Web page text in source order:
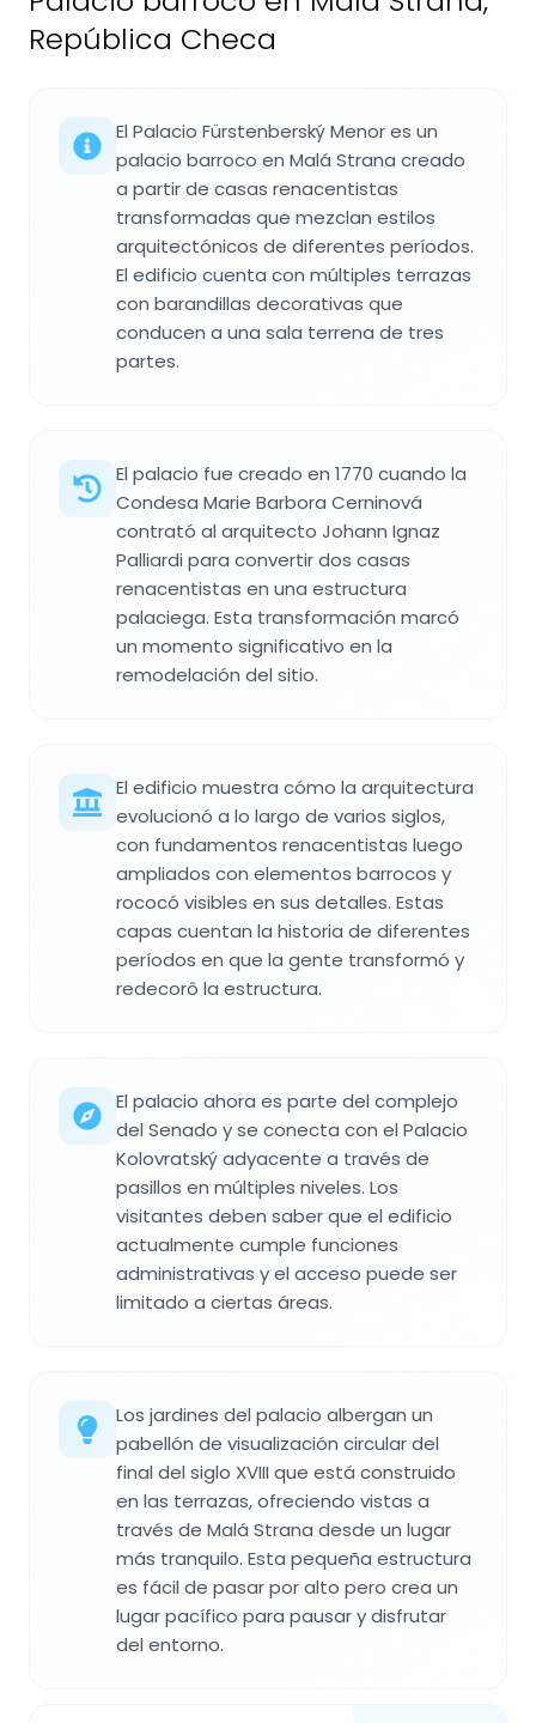
República Checa
El Palacio Fürstenberský Menor es un
palacio barroco en Malá Strana creado
a partir de casas renacentistas
transformadas que mezclan estilos
arquitectónicos de diferentes períodos.
El edificio cuenta con múltiples terrazas
con barandillas decorativas que
conducen a una sala terrena de tres
partes.
El palacio fue creado en 1770 cuando la
Condesa Marie Barbora Cerninová
contrató al arquitecto Johann Ignaz
Palliardi para convertir dos casas
renacentistas en una estructura
palaciega. Esta transformación marcó
un momento significativo en la
remodelación del sitio.
El edificio muestra cómo la arquitectura
evolucionó a lo largo de varios siglos,
con fundamentos renacentistas luego
ampliados con elementos barrocos y
rococó visibles en sus detalles. Estas
capas cuentan la historia de diferentes
períodos en que la gente transformó y
redecorô la estructura.
El palacio ahora es parte del complejo
del Senado y se conecta con el Palacio
Kolovratský adyacente a través de
pasillos en múltiples niveles. Los
visitantes deben saber que el edificio
actualmente cumple funciones
administrativas y el acceso puede ser
limitado a ciertas áreas.
Los jardines del palacio albergan un
pabellón de visualización circular del
final del siglo XVIII que está construido
en las terrazas, ofreciendo vistas a
través de Malá Strana desde un lugar
más tranquilo. Esta pequeña estructura
es fácil de pasar por alto pero crea un
lugar pacífico para pausar y disfrutar
del entorno.